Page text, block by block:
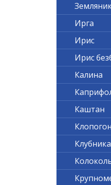
Ирга
Ирис
Ирис
Калина
Каштан
Клопогон
Клубника